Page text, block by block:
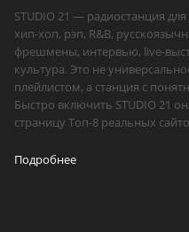
STUDIO 21 — радиостанция
хип-хоп, рэп, R&B,
фрешмены, интервью, live-
культура. Это не
плейлистом, а станция с
Быстро включить STUDIO 21
страницу Топ-8 реальных
Подробнее